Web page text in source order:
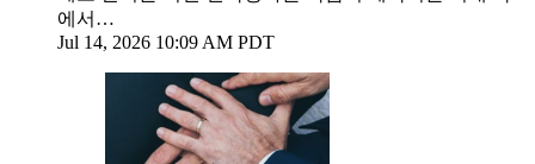
에서…
Jul 14, 2026 10:09 AM PDT